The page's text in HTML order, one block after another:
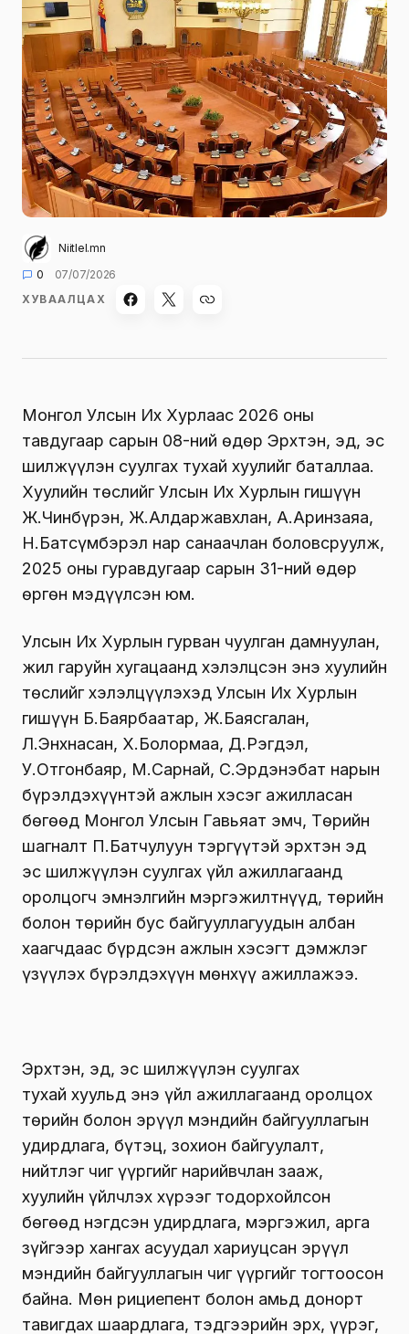
Niitlel.mn
0
07/07/2026
ХУВААЛЦАХ
Монгол Улсын Их Хурлаас 2026 оны
тавдугаар сарын 08-ний өдөр Эрхтэн, эд, эс
шилжүүлэн суулгах тухай хуулийг баталлаа.
Хуулийн төслийг Улсын Их Хурлын гишүүн
Ж.Чинбүрэн, Ж.Алдаржавхлан, А.Аринзаяа,
Н.Батсүмбэрэл нар санаачлан боловсруулж,
2025 оны гуравдугаар сарын 31-ний өдөр
өргөн мэдүүлсэн юм.
Улсын Их Хурлын гурван чуулган дамнуулан,
жил гаруйн хугацаанд хэлэлцсэн энэ хуулийн
төслийг хэлэлцүүлэхэд Улсын Их Хурлын
гишүүн Б.Баярбаатар, Ж.Баясгалан,
Л.Энхнасан, Х.Болормаа, Д.Рэгдэл,
У.Отгонбаяр, М.Сарнай, С.Эрдэнэбат нарын
бүрэлдэхүүнтэй ажлын хэсэг ажилласан
бөгөөд Монгол Улсын Гавьяат эмч, Төрийн
шагналт П.Батчулуун тэргүүтэй эрхтэн эд
эс шилжүүлэн суулгах үйл ажиллагаанд
оролцогч эмнэлгийн мэргэжилтнүүд, төрийн
болон төрийн бус байгууллагуудын албан
хаагчдаас бүрдсэн ажлын хэсэгт дэмжлэг
үзүүлэх бүрэлдэхүүн мөнхүү ажиллажээ.
Эрхтэн, эд, эс шилжүүлэн суулгах
тухай хуульд энэ үйл ажиллагаанд оролцох
төрийн болон эрүүл мэндийн байгууллагын
удирдлага, бүтэц, зохион байгуулалт,
нийтлэг чиг үүргийг нарийвчлан зааж,
хуулийн үйлчлэх хүрээг тодорхойлсон
бөгөөд нэгдсэн удирдлага, мэргэжил, арга
зүйгээр хангах асуудал хариуцсан эрүүл
мэндийн байгууллагын чиг үүргийг тогтоосон
байна. Мөн рициепент болон амьд донорт
тавигдах шаардлага, тэдгээрийн эрх, үүрэг,